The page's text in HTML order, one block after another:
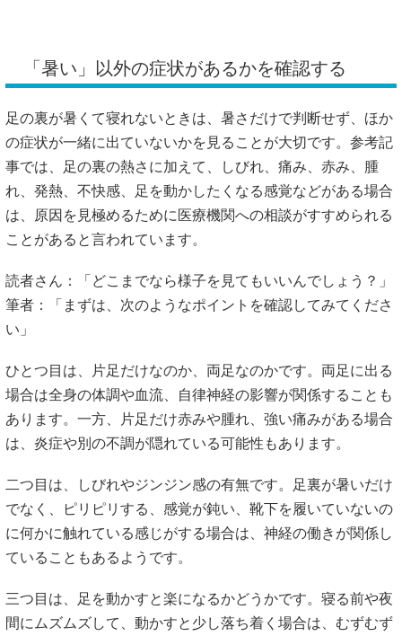
ことがあると言われています。
読者さん：「どこまでなら様子を見てもいいんでしょう？」
筆者：「まずは、次のようなポイントを確認してみてくださ
い」
ひとつ目は、片足だけなのか、両足なのかです。両足に出る
場合は全身の体調や血流、自律神経の影響が関係することも
あります。一方、片足だけ赤みや腫れ、強い痛みがある場合
は、炎症や別の不調が隠れている可能性もあります。
二つ目は、しびれやジンジン感の有無です。足裏が暑いだけ
でなく、ピリピリする、感覚が鈍い、靴下を履いていないの
に何かに触れている感じがする場合は、神経の働きが関係し
ていることもあるようです。
三つ目は、足を動かすと楽になるかどうかです。寝る前や夜
間にムズムズして、動かすと少し落ち着く場合は、むずむず
脚症候群に似た状態が関係することもあると言われていま
す。
症状が軽く一時的であれば、寝室環境や生活習慣の見直しか
ら始めてもよいでしょう。ただし、毎晩続く、睡眠不足にな
っている、痛みやしびれが強い場合は、自己判断を続けず相
談することが安心です。